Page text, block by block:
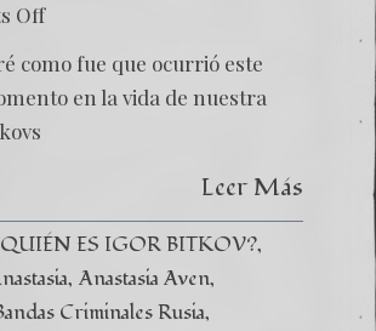
Off
como fue que ocurrió este
en la vida de nuestra
Leer Más
ES IGOR BITKOV?
Anastasia Aven
Criminales Rusia